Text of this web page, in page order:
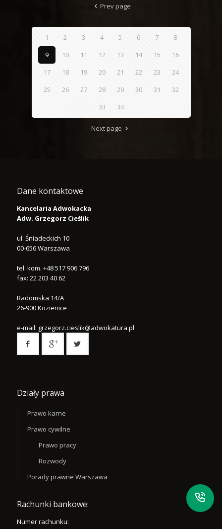
Prev page
1 2 3 4 5 6 7
8
9
10 11 12 13 14 15
16
17
18 19 20 21 22 23
24
25
26 27 28 29 30 31
32
33
34
Next page
Dane kontaktowe
Kancelaria Adwokacka
Adw. Grzegorz Cieślik
ul. Śniadeckich 10
00-656Warszawa
tel. kom. +48 517 906 796
fax: 22 203 40 62
Radomska 14/A
26-900Kozienice
e-mail: grzegorz.cieslik@adwokatura.pl
Działy prawa
Prawo karne
Prawo cywilne
Prawo pracy
Rozwody
Porady prawne Warszawa
Rachunki bankowe:
Numer rachunku: